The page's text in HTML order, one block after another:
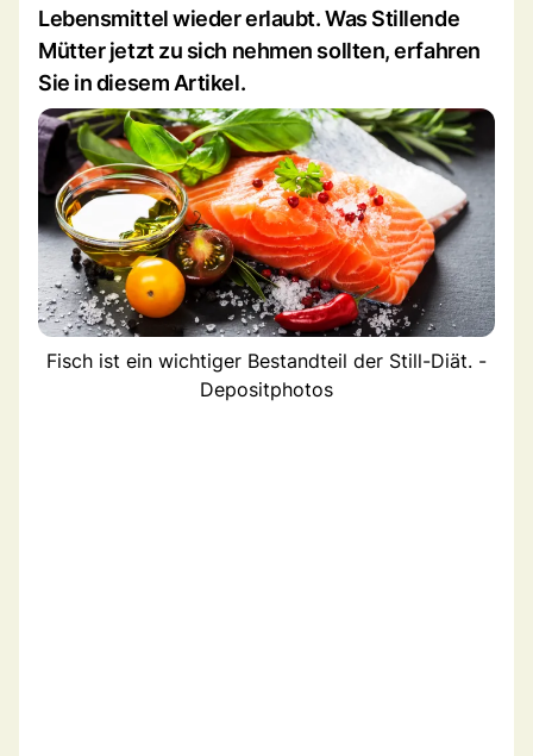
Lebensmittel wieder erlaubt. Was Stillende
Mütter jetzt zu sich nehmen sollten, erfahren
Sie in diesem Artikel.
Fisch ist ein wichtiger Bestandteil der Still-Diät. -
Depositphotos